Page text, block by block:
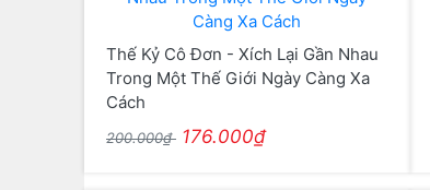
Thế Kỷ Cô Đơn - Xích Lại Gần Nhau
Trong Một Thế Giới Ngày Càng Xa
Cách
200.000₫ 176.000₫